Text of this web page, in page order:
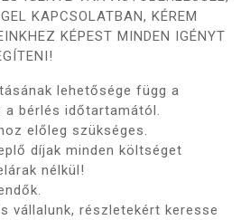
KAPCSOLATBAN, KÉREM
KÉPEST MINDEN IGÉNYT
lehetősége függ a
bérlés időtartamától.
előleg szükséges.
díjak minden költséget
nélkül!
vállalunk, részletekért keresse